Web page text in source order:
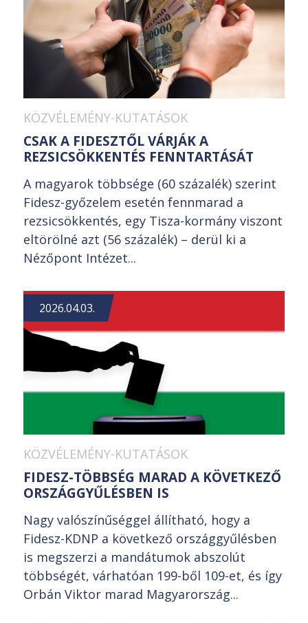
KÖZVÉLEMÉNY-KUTATÁSOK
CSAK A FIDESZTŐL VÁRJÁK A
REZSICSÖKKENTÉS FENNTARTÁSÁT
A magyarok többsége (60 százalék) szerint
Fidesz-győzelem esetén fennmarad a
rezsicsökkentés, egy Tisza-kormány viszont
eltörölné azt (56 százalék) – derül ki a
Nézőpont Intézet...
2026.04.03.
KÖZVÉLEMÉNY-KUTATÁSOK
FIDESZ-TÖBBSÉG MARAD A KÖVETKEZŐ
ORSZÁGGYŰLÉSBEN IS
Nagy valószínűséggel állítható, hogy a
Fidesz-KDNP a következő országgyűlésben
is megszerzi a mandátumok abszolút
többségét, várhatóan 199-ből 109-et, és így
Orbán Viktor marad Magyarország...